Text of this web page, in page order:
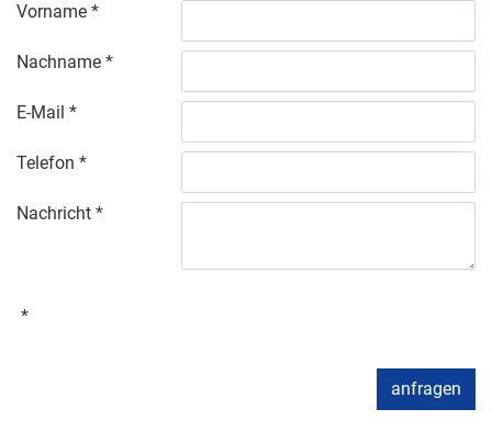
Vorname
Nachname
E-Mail
Telefon
Nachricht
anfragen